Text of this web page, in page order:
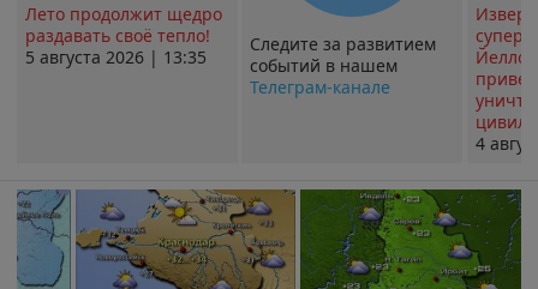
Лето продолжит щедро
раздавать своё тепло!
5 августа 2026 | 13:35
Следите за развитием
событий в нашем
Телеграм-канале
4